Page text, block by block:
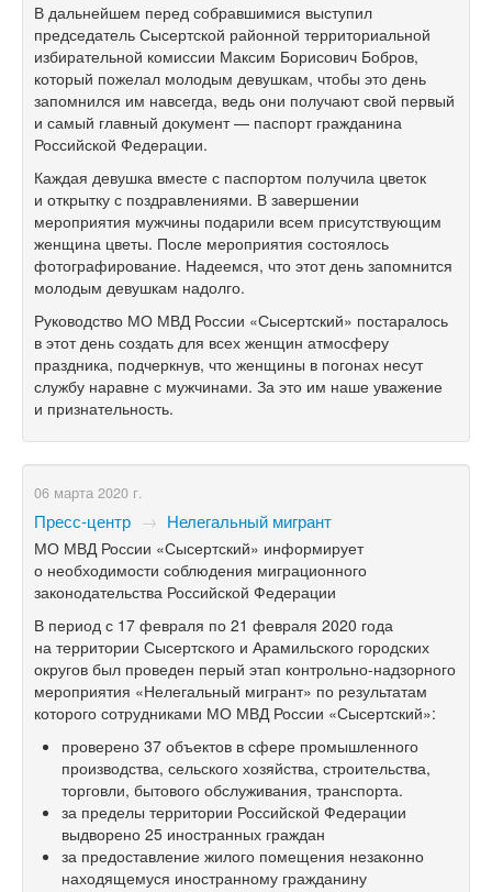
В дальнейшем перед собравшимися выступил
председатель Сысертской районной территориальной
избирательной комиссии Максим Борисович Бобров,
который пожелал молодым девушкам, чтобы это день
запомнился им навсегда, ведь они получают свой первый
и самый главный документ — паспорт гражданина
Российской Федерации.
Каждая девушка вместе с паспортом получила цветок
и открытку с поздравлениями. В завершении
мероприятия мужчины подарили всем присутствующим
женщина цветы. После мероприятия состоялось
фотографирование. Надеемся, что этот день запомнится
молодым девушкам надолго.
Руководство МО МВД России «Сысертский» постаралось
в этот день создать для всех женщин атмосферу
праздника, подчеркнув, что женщины в погонах несут
службу наравне с мужчинами. За это им наше уважение
и признательность.
06 марта 2020 г.
Пресс-центр → Нелегальный мигрант
МО МВД России «Сысертский» информирует
о необходимости соблюдения миграционного
законодательства Российской Федерации
В период с 17 февраля по 21 февраля 2020 года
на территории Сысертского и Арамильского городских
округов был проведен перый этап контрольно-надзорного
мероприятия «Нелегальный мигрант» по результатам
которого сотрудниками МО МВД России «Сысертский»:
проверено 37 объектов в сфере промышленного
производства, сельского хозяйства, строительства,
торговли, бытового обслуживания, транспорта.
за пределы территории Российской Федерации
выдворено 25 иностранных граждан
за предоставление жилого помещения незаконно
находящемуся иностранному гражданину